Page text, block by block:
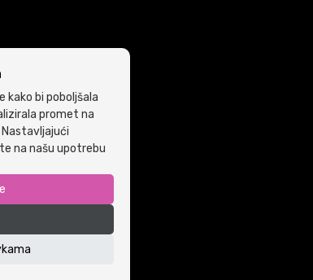
kako bi poboljšala
promet na
na našu upotrebu